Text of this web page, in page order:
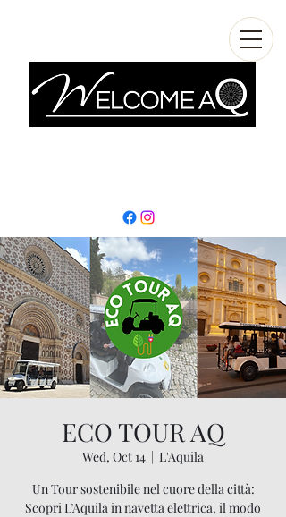
ECO TOUR AQ
Wed, Oct 14
  |
L'Aquila
Un Tour sostenibile nel cuore della città:
Scopri L’Aquila in navetta elettrica, il modo